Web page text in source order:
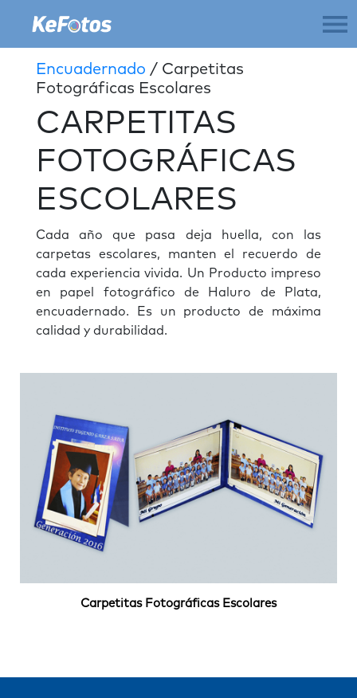
Encuadernado / Carpetitas
Fotográficas Escolares
CARPETITAS
FOTOGRÁFICAS
ESCOLARES
Cada año que pasa deja huella, con las
carpetas escolares, manten el recuerdo de
cada experiencia vivida. Un Producto impreso
en papel fotográfico de Haluro de Plata,
encuadernado. Es un producto de máxima
calidad y durabilidad.
Carpetitas Fotográficas Escolares